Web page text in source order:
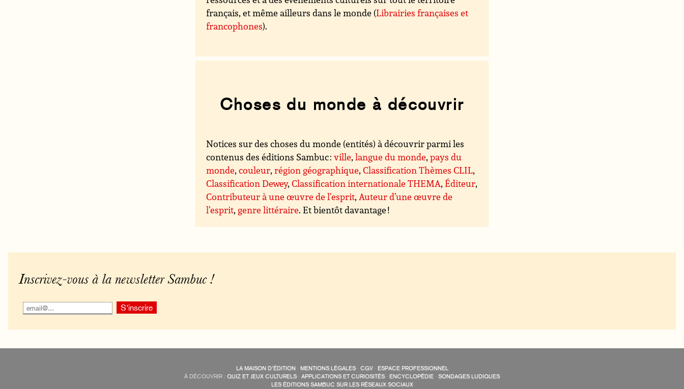
français, et même ailleurs dans le monde (Librairies françaises et
francophones).
Choses du monde à découvrir
Notices sur des choses du monde (entités) à découvrir parmi les
contenus des éditions Sambuc :ville,langue du monde,pays du
monde,couleur,région géographique,Classification Thèmes CLIL,
Classification Dewey,Classification internationale THEMA,Éditeur,
Contributeur à une œuvre de l’esprit, Auteur d’une œuvre de
l’esprit, genre littéraire. Et bientôt davantage !
Inscrivez-vous à la newsletter Sambuc !
LA MAISON D’ÉDITION · MENTIONS LÉGALES· CGV· ESPACE PROFESSIONNEL
À DÉCOUVRIR : QUIZ ET JEUX CULTURELS · APPLICATIONS ET CURIOSITÉS · ENCYCLOPÉDIE · SONDAGES LUDIQUES
LES ÉDITIONS SAMBUC SUR LES RÉSEAUX SOCIAUX